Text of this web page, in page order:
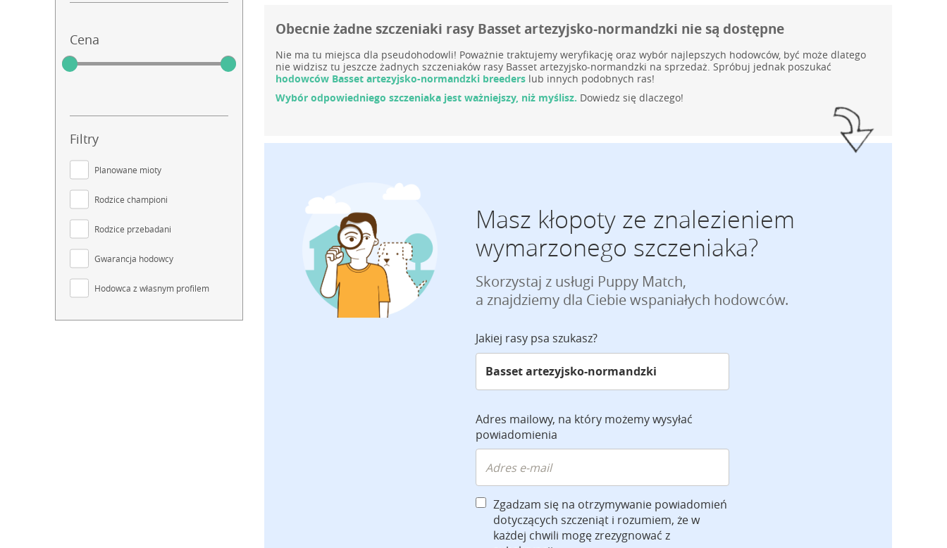
Cena
Filtry
Planowane mioty
Rodzice championi
Rodzice przebadani
Gwarancja hodowcy
Hodowca z własnym profilem
Obecnie żadne szczeniaki rasy Basset artezyjsko-normandzki nie są dostępne
Nie ma tu miejsca dla pseudohodowli! Poważnie traktujemy weryfikację oraz wybór najlepszych hodowców, być może dlatego
nie widzisz tu jeszcze żadnych szczeniaków rasy Basset artezyjsko-normandzki na sprzedaż. Spróbuj jednak poszukać
hodowców Basset artezyjsko-normandzki breeders lub innych podobnych ras!
Wybór odpowiedniego szczeniaka jest ważniejszy, niż myślisz. Dowiedz się dlaczego!
Masz kłopoty ze znalezieniem
wymarzonego szczeniaka?
Skorzystaj z usługi Puppy Match,
a znajdziemy dla Ciebie wspaniałych hodowców.
Jakiej rasy psa szukasz?
Adres mailowy, na który możemy wysyłać
powiadomienia
Zgadzam się na otrzymywanie powiadomień
dotyczących szczeniąt i rozumiem, że w
każdej chwili mogę zrezygnować z